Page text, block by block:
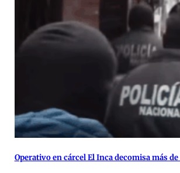
Operativo en cárcel El Inca decomisa más